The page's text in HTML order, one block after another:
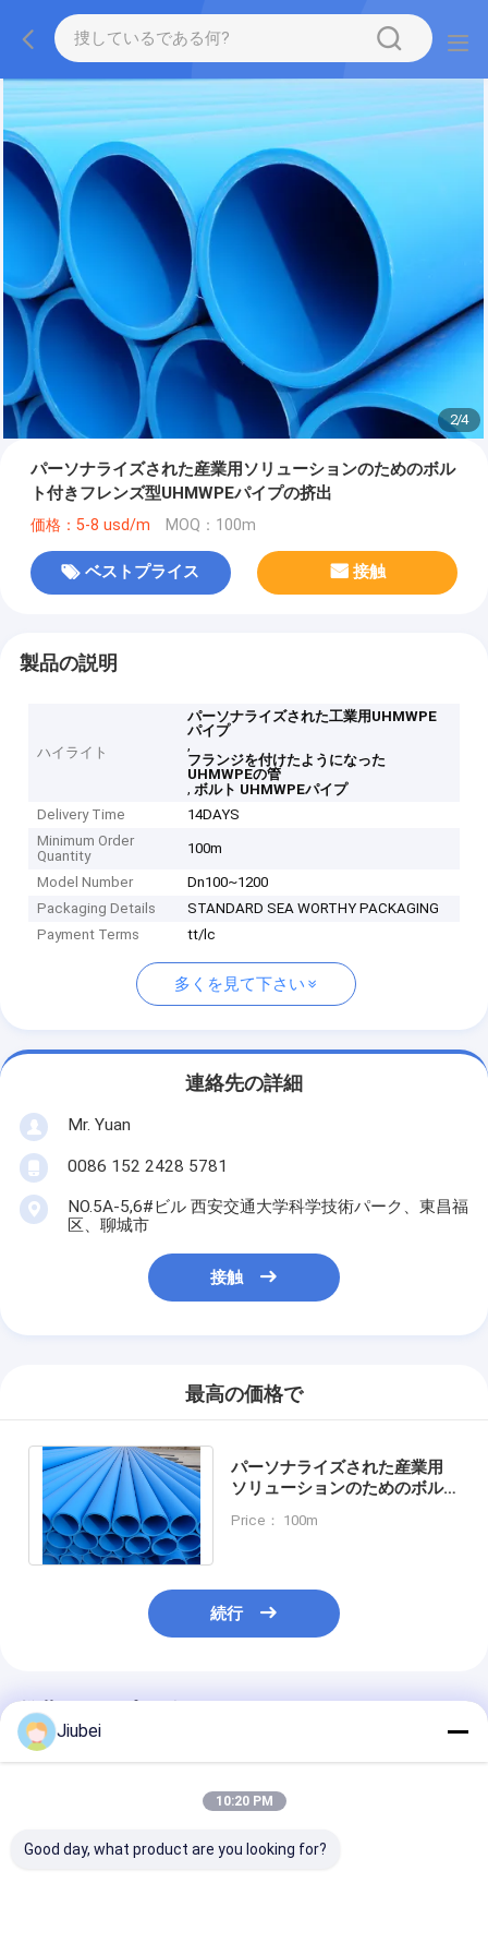
2/4
パーソナライズされた産業用ソリューションのためのボル
ト付きフレンズ型UHMWPEパイプの挤出
価格：5-8 usd/m MOQ：100m
ベストプライス 接触
製品の説明
ハイライト
パーソナライズされた工業用UHMWPE
パイプ
,
フランジを付けたようになった
UHMWPEの管
, ボルト UHMWPEパイプ
Delivery Time
14DAYS
Minimum Order
Quantity
100m
Model Number
Dn100~1200
Packaging Details
STANDARD SEA WORTHY PACKAGING
Payment Terms
tt/lc
多くを見て下さい
連絡先の詳細
Mr. Yuan
0086 152 2428 5781
NO.5A-5,6#ビル 西安交通大学科学技術パーク、東昌福
区、聊城市
接触
最高の価格で
パーソナライズされた産業用
ソリューションのためのボル
イプの挤出
Price： 100m
続行
推薦されたプロダクト
Jiubei
10:20 PM
Good day, what product are you looking for?